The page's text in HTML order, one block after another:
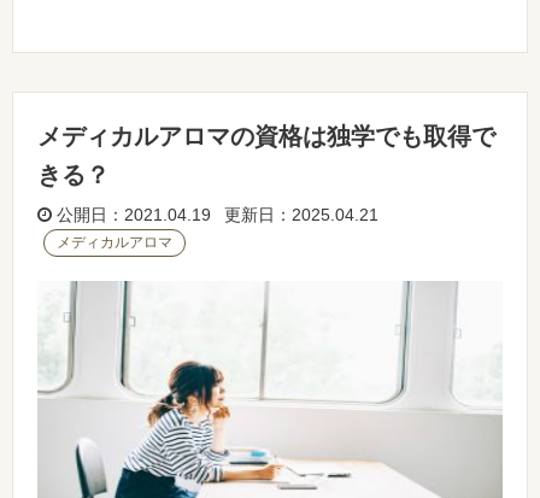
メディカルアロマの資格は独学でも取得で
きる？
公開日：2021.04.19 更新日：2025.04.21
メディカルアロマ